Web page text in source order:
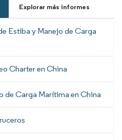
Explorar más informes
Estiba y Manejo de Carga
Charter en China
de Carga Marítima en China